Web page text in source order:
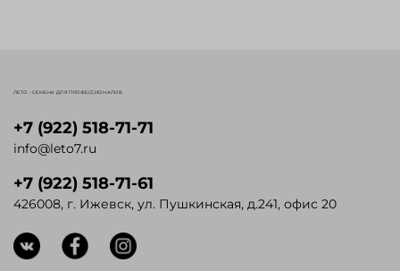
+7 (922) 518-71-71
info@leto7.ru
+7 (922) 518-71-61
426008, г. Ижевск, ул. Пушкинская, д.241, офис 20
ЛЕТО - СЕМЕНА ДЛЯ ПРОФЕССИОНАЛОВ